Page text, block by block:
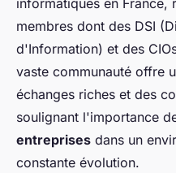
informatiques en France,
membres dont des DSI
d'Information) et des
vaste communauté offre
échanges riches et des
soulignant l'importance
entreprises dans un
constante évolution.